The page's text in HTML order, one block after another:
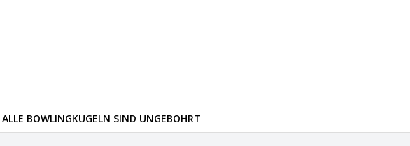
ALLE BOWLINGKUGELN SIND UNGEBOHRT